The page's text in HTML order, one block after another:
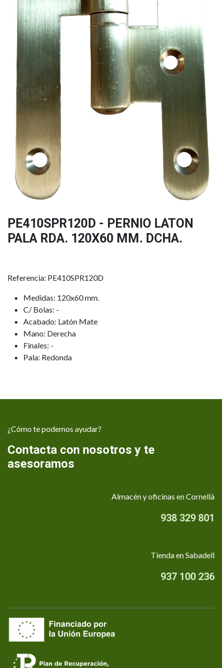
PE410SPR120D - PERNIO LATON
PALA RDA. 120X60 MM. DCHA.
Referencia: PE410SPR120D
Medidas: 120x60 mm.
C/ Bolas: -
Acabado: Latón Mate
Mano: Derecha
Finales: -
Pala: Redonda
¿Cómo te podemos ayudar?
Contacta con nosotros y te
asesoramos
Almacén y oficinas en Cornellà
938 329 801
Tienda en Sabadell
937 100 236